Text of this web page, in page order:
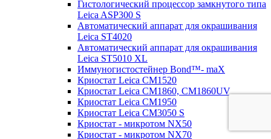
Гистологический процессор замкнутого типа
Leica ASP300 S
Автоматический аппарат для окрашивания
Leica ST4020
Автоматический аппарат для окрашивания
Leica ST5010 XL
Иммуногистостейнер Bond™- maX
Криостат Leica CM1520
Криостат Leica CM1860, CM1860UV
Криостат Leica CM1950
Криостат Leica CM3050 S
Криостат - микротом NX50
Криостат - микротом NX70